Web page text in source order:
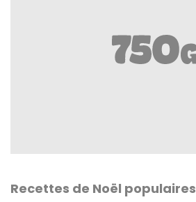
Recettes de Noël populaires